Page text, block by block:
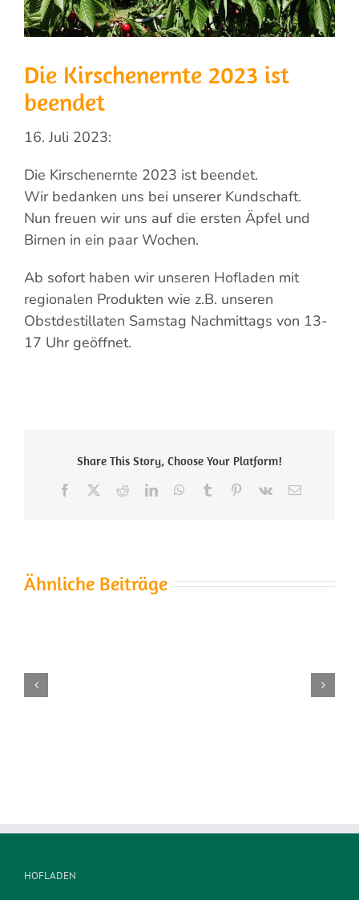
Die Kirschenernte 2023 ist
beendet
16. Juli 2023:
Die Kirschenernte 2023 ist beendet.
Wir bedanken uns bei unserer Kundschaft.
Nun freuen wir uns auf die ersten Äpfel und
Birnen in ein paar Wochen.
Ab sofort haben wir unseren Hofladen mit
regionalen Produkten wie z.B. unseren
Obstdestillaten Samstag Nachmittags von 13-
17 Uhr geöffnet.
Share This Story, Choose Your Platform!
Facebook RedditLinkedInWhatsApp
Tumblr Pinterest
Vk
E-
Ähnliche Beiträge
HOFLADEN